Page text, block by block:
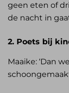
geen eten of
de nacht in
2. Poets bij
Maaike: ‘Dan